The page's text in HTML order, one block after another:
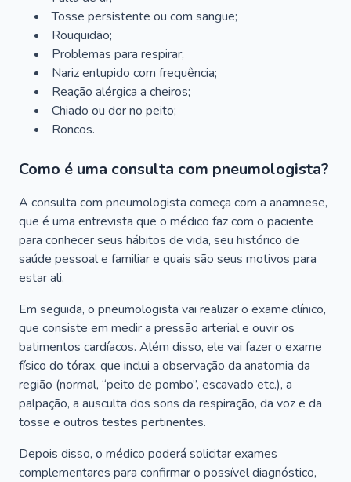
Tosse persistente ou com sangue;
Rouquidão;
Problemas para respirar;
Nariz entupido com frequência;
Reação alérgica a cheiros;
Chiado ou dor no peito;
Roncos.
Como é uma consulta com pneumologista?
A consulta com pneumologista começa com a anamnese,
que é uma entrevista que o médico faz com o paciente
para conhecer seus hábitos de vida, seu histórico de
saúde pessoal e familiar e quais são seus motivos para
estar ali.
Em seguida, o pneumologista vai realizar o exame clínico,
que consiste em medir a pressão arterial e ouvir os
batimentos cardíacos. Além disso, ele vai fazer o exame
físico do tórax, que inclui a observação da anatomia da
região (normal, “peito de pombo”, escavado etc.), a
palpação, a ausculta dos sons da respiração, da voz e da
tosse e outros testes pertinentes.
Depois disso, o médico poderá solicitar exames
complementares para confirmar o possível diagnóstico,